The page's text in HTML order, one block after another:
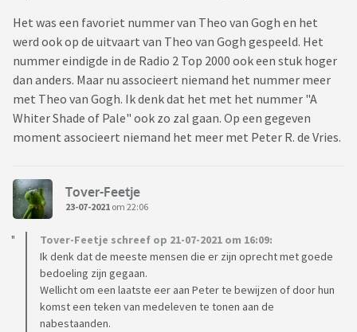
Het was een favoriet nummer van Theo van Gogh en het
werd ook op de uitvaart van Theo van Gogh gespeeld. Het
nummer eindigde in de Radio 2 Top 2000 ook een stuk hoger
dan anders. Maar nu associeert niemand het nummer meer
met Theo van Gogh. Ik denk dat het met het nummer "A
Whiter Shade of Pale" ook zo zal gaan. Op een gegeven
moment associeert niemand het meer met Peter R. de Vries.
Tover-Feetje
23-07-2021 om 22:06
Tover-Feetje schreef op 21-07-2021 om 16:09:
Ik denk dat de meeste mensen die er zijn oprecht met goede
bedoeling zijn gegaan.
Wellicht om een laatste eer aan Peter te bewijzen of door hun
komst een teken van medeleven te tonen aan de
nabestaanden.